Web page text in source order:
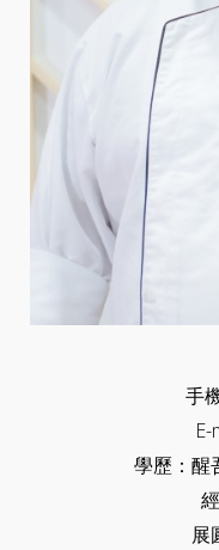
手
E-
學歷：醒
展